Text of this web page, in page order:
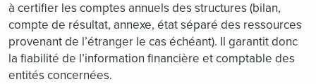
à certifier les comptes annuels des structures (bilan,
compte de résultat, annexe, état séparé des ressources
provenant de l’étranger le cas échéant). Il garantit donc
la fiabilité de l’information financière et comptable des
entités concernées.